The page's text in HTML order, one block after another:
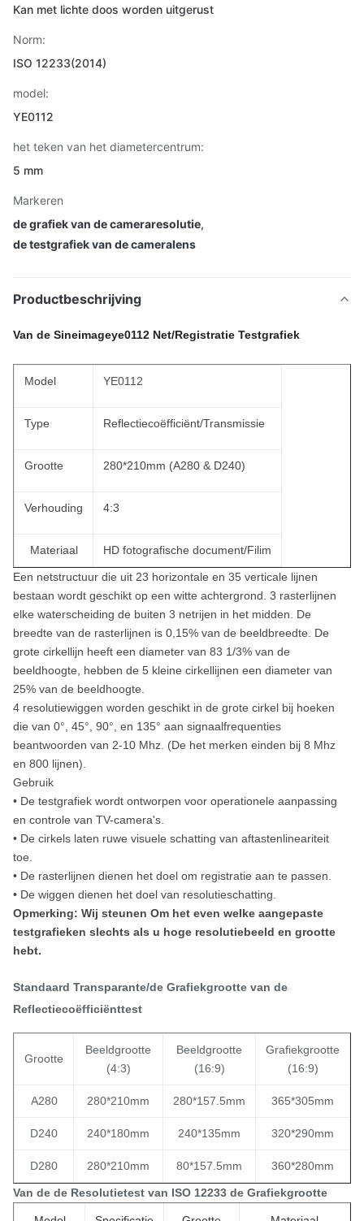
Kan met lichte doos worden uitgerust
Norm:
ISO 12233(2014)
model:
YE0112
het teken van het diametercentrum:
5 mm
Markeren
de grafiek van de cameraresolutie,
de testgrafiek van de cameralens
Productbeschrijving
Van de Sineimageye0112 Net/Registratie Testgrafiek
Model YE0112
Type Reflectiecoëfficiënt/Transmissie
Grootte 280*210mm (A280 & D240)
Verhouding 4:3
Materiaal HD fotografische document/Filim
Een netstructuur die uit 23 horizontale en 35 verticale lijnen
bestaan wordt geschikt op een witte achtergrond. 3 rasterlijnen
elke waterscheiding de buiten 3 netrijen in het midden. De
breedte van de rasterlijnen is 0,15% van de beeldbreedte. De
grote cirkellijn heeft een diameter van 83 1/3% van de
beeldhoogte, hebben de 5 kleine cirkellijnen een diameter van
25% van de beeldhoogte.
4 resolutiewiggen worden geschikt in de grote cirkel bij hoeken
die van 0°, 45°, 90°, en 135° aan signaalfrequenties
beantwoorden van 2-10 Mhz. (De het merken einden bij 8 Mhz
en 800 lijnen).
Gebruik
• De testgrafiek wordt ontworpen voor operationele aanpassing
en controle van TV-camera's.
• De cirkels laten ruwe visuele schatting van aftastenlineariteit
toe.
• De rasterlijnen dienen het doel om registratie aan te passen.
• De wiggen dienen het doel van resolutieschatting.
Opmerking: Wij steunen Om het even welke aangepaste
testgrafieken slechts als u hoge resolutiebeeld en grootte
hebt.
Standaard Transparante/de Grafiekgrootte van de
Reflectiecoëfficiënttest
Grootte
Beeldgrootte
(4:3)
Beeldgrootte
(16:9)
Grafiekgrootte
(16:9)
A280 280*210mm 280*157.5mm 365*305mm
D240 240*180mm 240*135mm 320*290mm
D280 280*210mm 80*157.5mm 360*280mm
Van de de Resolutietest van ISO 12233 de Grafiekgrootte